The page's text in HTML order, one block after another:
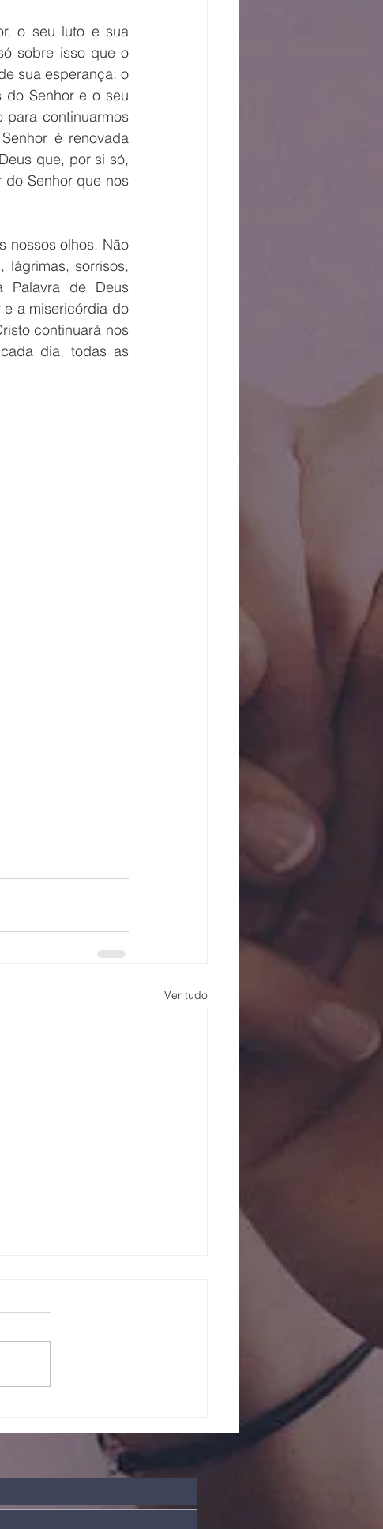
o seu luto e sua
sobre isso que o
sua esperança: o
do Senhor e o seu
para continuarmos
é renovada
que, por si só,
Senhor que nos
nossos olhos. Não
lágrimas, sorrisos,
Palavra de Deus
a misericórdia do
continuará nos
dia, todas as
Ver tudo